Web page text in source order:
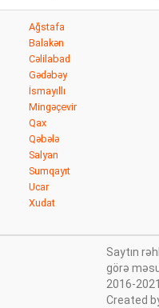
Ağstafa
Balakən
Cəlilabad
Gədəbəy
İsmayıllı
Mingəçevir
Qax
Qəbələ
Salyan
Sumqayıt
Ucar
Xudat
Saytın
görə
2016-
Created